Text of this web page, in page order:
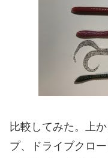
比較してみた。上
プ、ドライブクロ